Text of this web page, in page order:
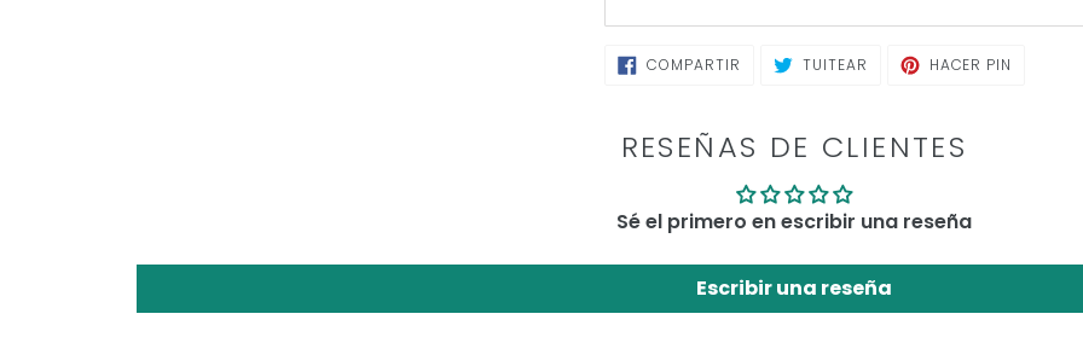
COMPARTIR COMPARTIRTUITEAR TUITEARHACER PIN
RESEÑAS DE CLIENTES
Sé el primero en escribir una reseña
Escribir una reseña